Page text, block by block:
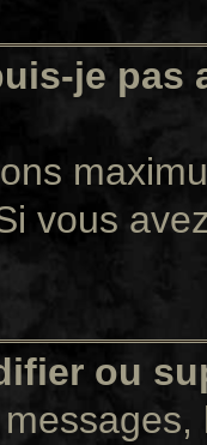
je pas
vous
ou